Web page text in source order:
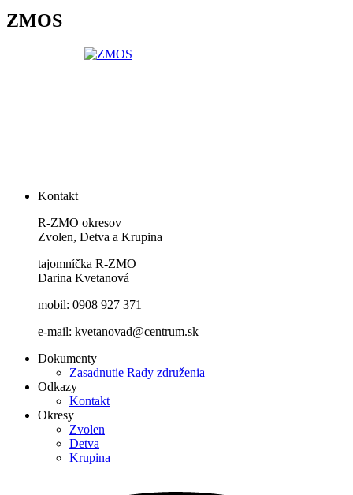
ZMOS
Kontakt
R-ZMO okresov
Zvolen, Detva a Krupina
tajomníčka R-ZMO
Darina Kvetanová
mobil: 0908 927 371
e-mail: kvetanovad@centrum.sk
Dokumenty
Zasadnutie Rady združenia
Odkazy
Kontakt
Okresy
Zvolen
Detva
Krupina